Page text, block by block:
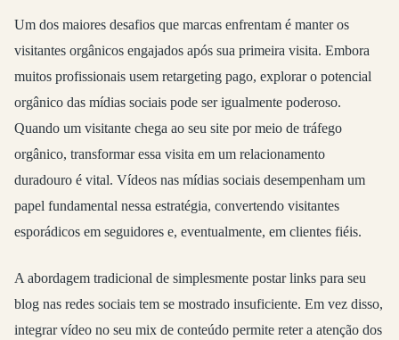
Um dos maiores desafios que marcas enfrentam é manter os
visitantes orgânicos engajados após sua primeira visita. Embora
muitos profissionais usem retargeting pago, explorar o potencial
orgânico das mídias sociais pode ser igualmente poderoso.
Quando um visitante chega ao seu site por meio de tráfego
orgânico, transformar essa visita em um relacionamento
duradouro é vital. Vídeos nas mídias sociais desempenham um
papel fundamental nessa estratégia, convertendo visitantes
esporádicos em seguidores e, eventualmente, em clientes fiéis.
A abordagem tradicional de simplesmente postar links para seu
blog nas redes sociais tem se mostrado insuficiente. Em vez disso,
integrar vídeo no seu mix de conteúdo permite reter a atenção dos